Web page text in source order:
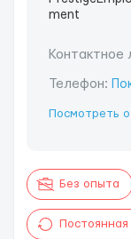
Контактное
Телефон:
Посмотреть
Без опыта